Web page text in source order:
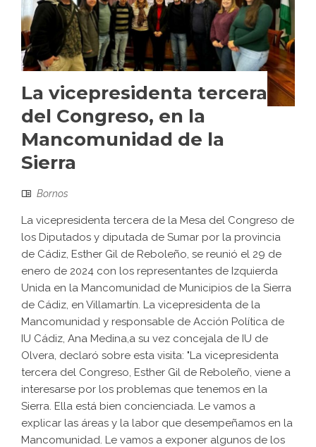
La vicepresidenta tercera
del Congreso, en la
Mancomunidad de la
Sierra
Bornos
La vicepresidenta tercera de la Mesa del Congreso de
los Diputados y diputada de Sumar por la provincia
de Cádiz, Esther Gil de Reboleño, se reunió el 29 de
enero de 2024 con los representantes de Izquierda
Unida en la Mancomunidad de Municipios de la Sierra
de Cádiz, en Villamartín. La vicepresidenta de la
Mancomunidad y responsable de Acción Política de
IU Cádiz, Ana Medina,a su vez concejala de IU de
Olvera, declaró sobre esta visita: "La vicepresidenta
tercera del Congreso, Esther Gil de Reboleño, viene a
interesarse por los problemas que tenemos en la
Sierra. Ella está bien concienciada. Le vamos a
explicar las áreas y la labor que desempeñamos en la
Mancomunidad. Le vamos a exponer algunos de los